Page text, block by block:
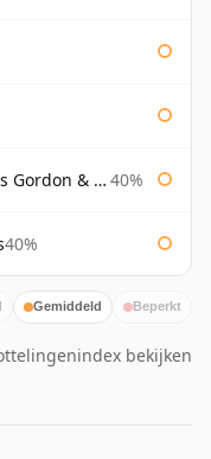
& Macphail 40%
40%
Gemiddeld Beperkt
bekijken